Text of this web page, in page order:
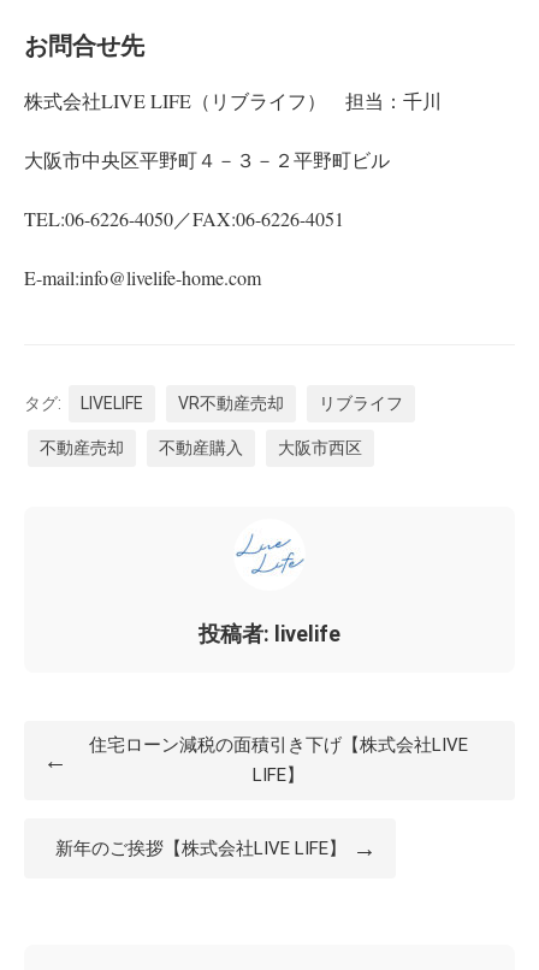
お問合せ先
株式会社LIVE LIFE（リブライフ） 担当：千川
大阪市中央区平野町４－３－２平野町ビル
TEL:06-6226-4050／FAX:06-6226-4051
E-mail:info@livelife-home.com
タグ: LIVELIFE VR不動産売却 リブライフ
不動産売却 不動産購入 大阪市西区
投稿者: livelife
←
住宅ローン減税の面積引き下げ【株式会社LIVE
LIFE】
新年のご挨拶【株式会社LIVE LIFE】 →